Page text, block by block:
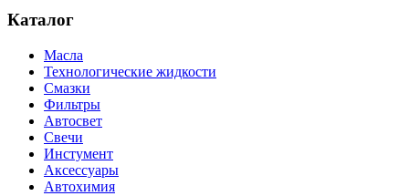
Каталог
Масла
Технологические жидкости
Смазки
Фильтры
Автосвет
Свечи
Инстумент
Аксессуары
Автохимия